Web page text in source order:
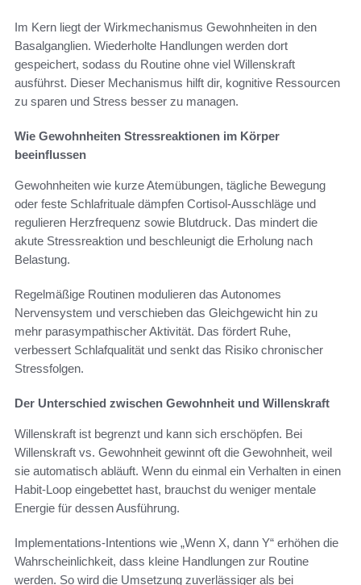
Im Kern liegt der Wirkmechanismus Gewohnheiten in den
Basalganglien. Wiederholte Handlungen werden dort
gespeichert, sodass du Routine ohne viel Willenskraft
ausführst. Dieser Mechanismus hilft dir, kognitive Ressourcen
zu sparen und Stress besser zu managen.
Wie Gewohnheiten Stressreaktionen im Körper
beeinflussen
Gewohnheiten wie kurze Atemübungen, tägliche Bewegung
oder feste Schlafrituale dämpfen Cortisol-Ausschläge und
regulieren Herzfrequenz sowie Blutdruck. Das mindert die
akute Stressreaktion und beschleunigt die Erholung nach
Belastung.
Regelmäßige Routinen modulieren das Autonomes
Nervensystem und verschieben das Gleichgewicht hin zu
mehr parasympathischer Aktivität. Das fördert Ruhe,
verbessert Schlafqualität und senkt das Risiko chronischer
Stressfolgen.
Der Unterschied zwischen Gewohnheit und Willenskraft
Willenskraft ist begrenzt und kann sich erschöpfen. Bei
Willenskraft vs. Gewohnheit gewinnt oft die Gewohnheit, weil
sie automatisch abläuft. Wenn du einmal ein Verhalten in einen
Habit-Loop eingebettet hast, brauchst du weniger mentale
Energie für dessen Ausführung.
Implementations-Intentions wie „Wenn X, dann Y“ erhöhen die
Wahrscheinlichkeit, dass kleine Handlungen zur Routine
werden. So wird die Umsetzung zuverlässiger als bei